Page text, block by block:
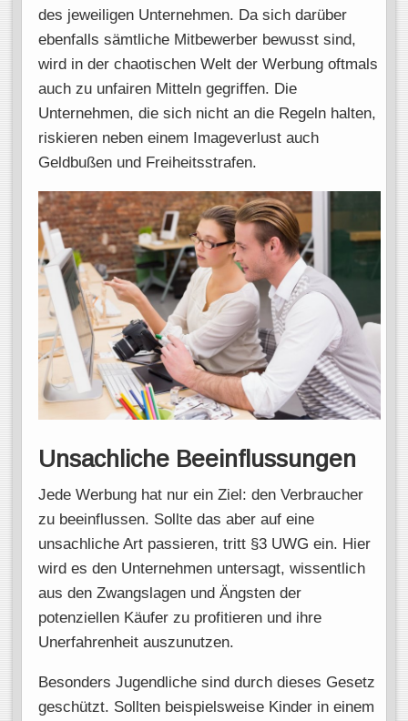
des jeweiligen Unternehmen. Da sich darüber
ebenfalls sämtliche Mitbewerber bewusst sind,
wird in der chaotischen Welt der Werbung oftmals
auch zu unfairen Mitteln gegriffen. Die
Unternehmen, die sich nicht an die Regeln halten,
riskieren neben einem Imageverlust auch
Geldbußen und Freiheitsstrafen.
Unsachliche Beeinflussungen
Jede Werbung hat nur ein Ziel: den Verbraucher
zu beeinflussen. Sollte das aber auf eine
unsachliche Art passieren, tritt §3 UWG ein. Hier
wird es den Unternehmen untersagt, wissentlich
aus den Zwangslagen und Ängsten der
potenziellen Käufer zu profitieren und ihre
Unerfahrenheit auszunutzen.
Besonders Jugendliche sind durch dieses Gesetz
geschützt. Sollten beispielsweise Kinder in einem